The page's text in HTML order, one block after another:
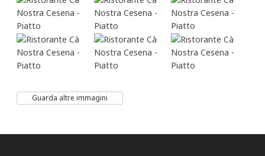
Guarda altre immagini